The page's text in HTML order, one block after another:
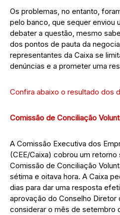
Os problemas, no entanto,
pelo banco, que sequer enviou
debater a questão, mesmo
dos pontos de pauta da
representantes da Caixa se
denúncias e a prometer uma
Confira abaixo o resultado dos
Comissão de Conciliação
A Comissão Executiva dos
(CEE/Caixa) cobrou um
Comissão de Conciliação
sétima e oitava hora. A Caixa
dias para dar uma resposta
aprovação do Conselho Diretor
considerar o mês de setembro